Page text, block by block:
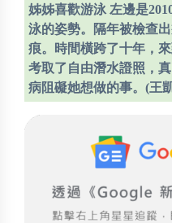
姊姊喜歡游泳 左邊是
泳的姿勢。隔年被檢查
痕。時間橫跨了十年，
考取了自由潛水證照，
病阻礙她想做的事。(王